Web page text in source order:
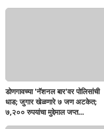
डोणगावच्या 'नॅशनल बार'वर पोलिसांची
धाड; जुगार खेळणारे ७ जण अटकेत;
७,२०० रुपयांचा मुद्देमाल जप्त...